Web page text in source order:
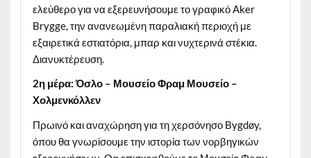
ελεύθερο για να εξερευνήσουμε το γραφικό Aker
Brygge, την ανανεωμένη παραλιακή περιοχή με
εξαιρετικά εστιατόρια, μπαρ και νυχτερινά στέκια.
Διανυκτέρευση.
2η μέρα: Όσλο – Μουσείο Φραμ Μουσείο –
Χολμενκόλλεν
Πρωινό και αναχώρηση για τη χερσόνησο Bygdøy,
όπου θα γνωρίσουμε την ιστορία των νορβηγικών